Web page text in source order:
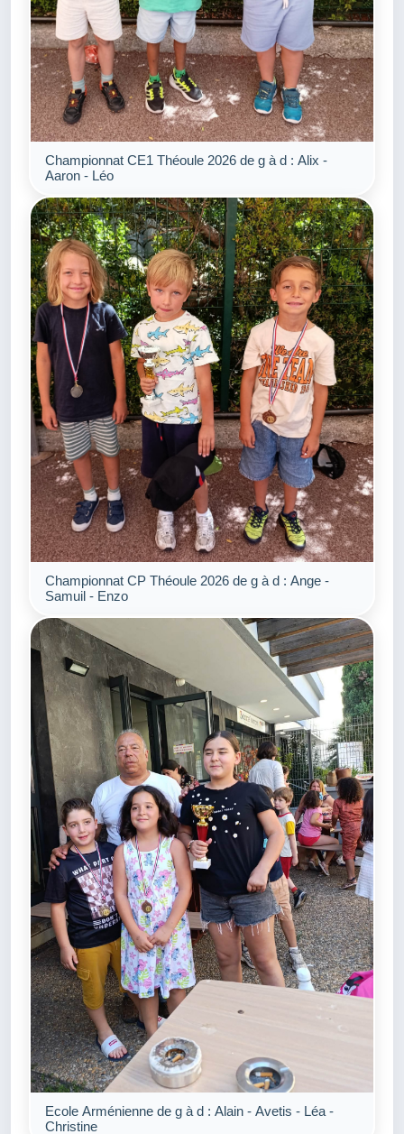
Championnat CE1 Théoule 2026 de g à d : Alix -
Aaron - Léo
Championnat CP Théoule 2026 de g à d : Ange -
Samuil - Enzo
Ecole Arménienne de g à d : Alain - Avetis - Léa -
Christine